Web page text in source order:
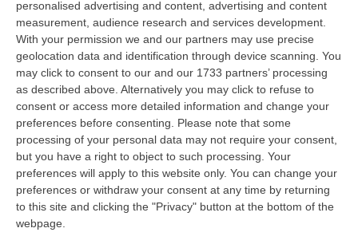
personalised advertising and content, advertising and content
measurement, audience research and services development.
With your permission we and our partners may use precise
geolocation data and identification through device scanning. You
may click to consent to our and our 1733 partners’ processing
as described above. Alternatively you may click to refuse to
consent or access more detailed information and change your
preferences before consenting.
Please note that some
processing of your personal data may not require your consent,
but you have a right to object to such processing. Your
preferences will apply to this website only. You can change your
preferences or withdraw your consent at any time by returning
to this site and clicking the "Privacy" button at the bottom of the
webpage.
Vinci, responsabile dell’area tecnico manutentiva del Comune di Corta…
07 Agosto, 15:23
Green Island, Ricariche Elettriche E Un Presidio Sanitario. Anas
Attiva I Nuovi Servizi Sull’A2 In Calabria
“Entrano in funzione tutti i servizi della “Green Island” situata nell’area di
parcheggio “Contessa Soprana” lungo la A2 “Autostrada del Med…
07 Agosto, 15:09
Incendio Sul Pollino, Convalidato L’arresto Del 56enne Piromane
“MORANO E’ stato convalidato l’arresto del 56enne arrestato in flagranza
e accusato di incendio boschivo. L’arresto era giunto a conclusione…
07 Agosto, 15:08